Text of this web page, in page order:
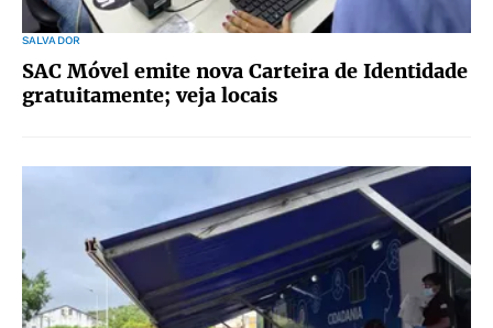
SALVADOR
SAC Móvel emite nova Carteira de Identidade
gratuitamente; veja locais